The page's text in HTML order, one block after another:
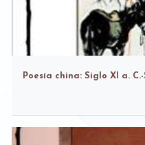
Poesía china: Siglo XI a.